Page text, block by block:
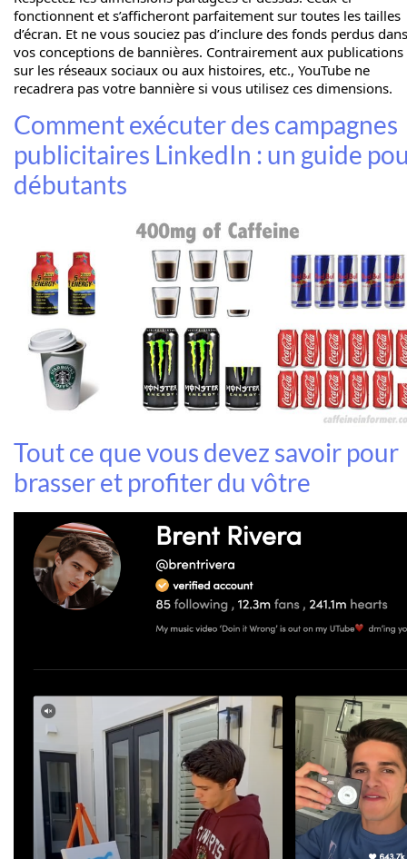
fonctionnent et s’afficheront parfaitement sur toutes les tailles
d’écran. Et ne vous souciez pas d’inclure des fonds perdus dans
vos conceptions de bannières. Contrairement aux publications
sur les réseaux sociaux ou aux histoires, etc., YouTube ne
recadrera pas votre bannière si vous utilisez ces dimensions.
Comment exécuter des campagnes
publicitaires LinkedIn : un guide
débutants
Tout ce que vous devez savoir pour
brasser et profiter du vôtre